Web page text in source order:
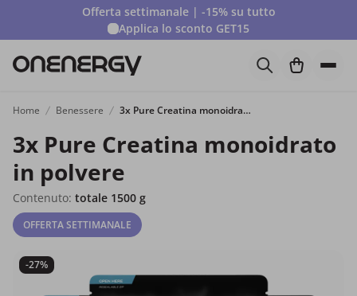
Offerta settimanale | -15% su tutto
Applica lo sconto GET15
Home Benessere 3x Pure Creatina monoidrato in polvere
3x Pure Creatina monoidrato
in polvere
Contenuto: totale 1500 g
OFFERTA SETTIMANALE
-27%